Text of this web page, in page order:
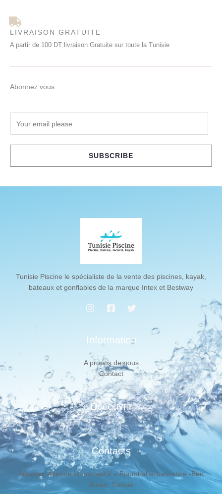
LIVRAISON GRATUITE
A partir de 100 DT livraison Gratuite sur toute la Tunisie
Abonnez vous
SUBSCRIBE
Tunisie Piscine le spécialiste de la vente des piscines, kayak,
bateaux et gonflables de la marque Intex et Bestway
Information
A propos de nous
Contact
Découvrir
Contacts
Adresse: Avenue Mohamed V – Boumhal el bassatine -Ben
Arous, Tunisie